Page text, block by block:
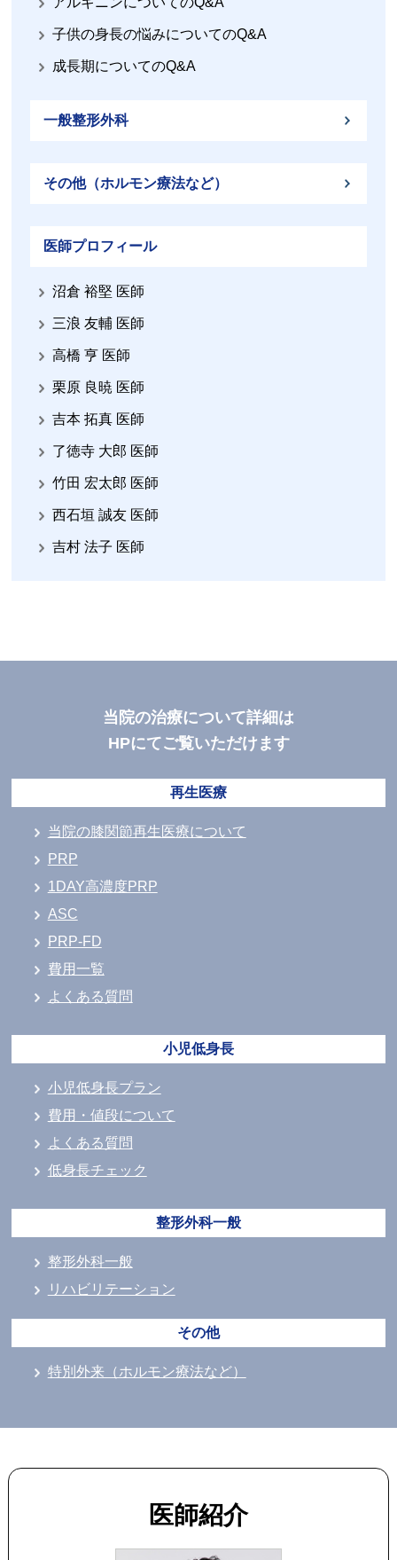
子供の身長の悩みについてのQ&A
成長期についてのQ&A
一般整形外科
その他（ホルモン療法など）
医師プロフィール
沼倉 裕堅 医師
三浪 友輔 医師
高橋 亨 医師
栗原 良暁 医師
吉本 拓真 医師
了徳寺 大郎 医師
竹田 宏太郎 医師
西石垣 誠友 医師
吉村 法子 医師
当院の治療について詳細は
HPにてご覧いただけます
再生医療
当院の膝関節再生医療について
PRP
1DAY高濃度PRP
ASC
PRP-FD
費用一覧
よくある質問
小児低身長
小児低身長プラン
費用・値段について
よくある質問
低身長チェック
整形外科一般
整形外科一般
リハビリテーション
その他
特別外来（ホルモン療法など）
医師紹介